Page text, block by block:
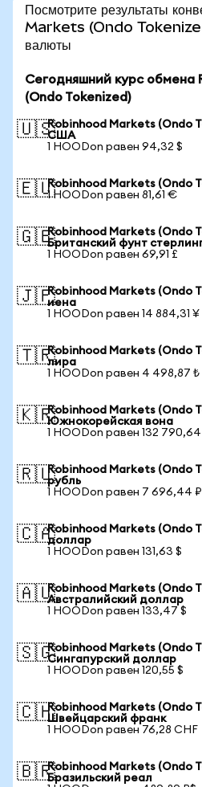
Посмотрите результаты
Markets (Ondo
валюты
Сегодняшний курс обмена
(Ondo Tokenized)
🇺🇸Robinhood Markets (Ondo
США
1 HOODon равен 94,32 $
🇪🇺Robinhood Markets (Ondo
1 HOODon равен 81,61 €
🇬🇧Robinhood Markets (Ondo
Британский фунт
1 HOODon равен 69,91 £
🇯🇵Robinhood Markets (Ondo
иена
1 HOODon равен 14 884,31 ¥
🇹🇷Robinhood Markets (Ondo
лира
1 HOODon равен 4 498,87 ₺
🇰🇷Robinhood Markets (Ondo
Южнокорейская вона
1 HOODon равен 132
🇷🇺Robinhood Markets (Ondo
рубль
1 HOODon равен 7 696,44 ₽
🇨🇦Robinhood Markets (Ondo
доллар
1 HOODon равен 131,63 $
🇦🇺Robinhood Markets (Ondo
Австралийский доллар
1 HOODon равен 133,47 $
🇸🇬Robinhood Markets (Ondo
Сингапурский доллар
1 HOODon равен 120,55 $
🇨🇭Robinhood Markets (Ondo
Швейцарский франк
1 HOODon равен 76,28 CHF
🇧🇷Robinhood Markets (Ondo
Бразильский реал